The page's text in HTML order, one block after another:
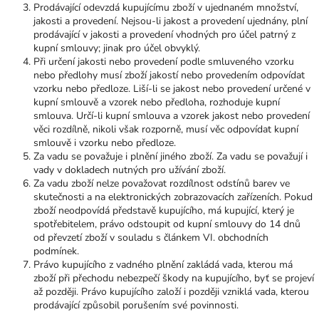
Prodávající odevzdá kupujícímu zboží v ujednaném množství,
jakosti a provedení. Nejsou-li jakost a provedení ujednány, plní
prodávající v jakosti a provedení vhodných pro účel patrný z
kupní smlouvy; jinak pro účel obvyklý.
Při určení jakosti nebo provedení podle smluveného vzorku
nebo předlohy musí zboží jakostí nebo provedením odpovídat
vzorku nebo předloze. Liší-li se jakost nebo provedení určené v
kupní smlouvě a vzorek nebo předloha, rozhoduje kupní
smlouva. Určí-li kupní smlouva a vzorek jakost nebo provedení
věci rozdílně, nikoli však rozporně, musí věc odpovídat kupní
smlouvě i vzorku nebo předloze.
Za vadu se považuje i plnění jiného zboží. Za vadu se považují i
vady v dokladech nutných pro užívání zboží.
Za vadu zboží nelze považovat rozdílnost odstínů barev ve
skutečnosti a na elektronických zobrazovacích zařízeních. Pokud
zboží neodpovídá představě kupujícího, má kupující, který je
spotřebitelem, právo odstoupit od kupní smlouvy do 14 dnů
od převzetí zboží v souladu s článkem VI. obchodních
podmínek.
Právo kupujícího z vadného plnění zakládá vada, kterou má
zboží při přechodu nebezpečí škody na kupujícího, byť se projeví
až později. Právo kupujícího založí i později vzniklá vada, kterou
prodávající způsobil porušením své povinnosti.